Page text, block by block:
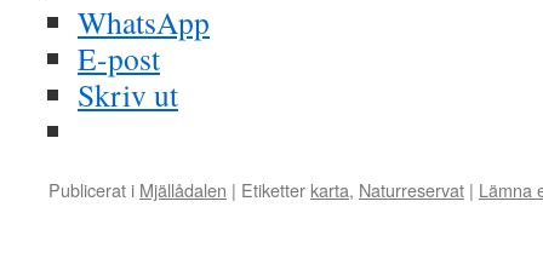
WhatsApp
E-post
Skriv ut
Publicerat i Mjällådalen | Etiketter karta, Naturreservat | Lämna